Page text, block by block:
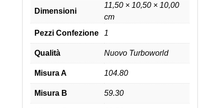
Dimensioni
11,50 × 10,50 × 10,00
cm
Pezzi Confezione
1
Qualità Nuovo Turboworld
Misura A 104.80
Misura B 59.30